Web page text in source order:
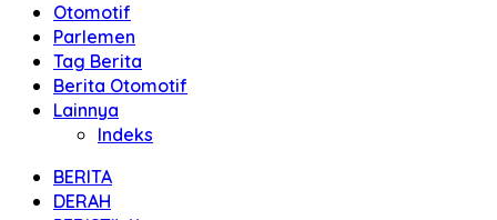
Otomotif
Parlemen
Tag Berita
Berita Otomotif
Lainnya
Indeks
BERITA
DERAH